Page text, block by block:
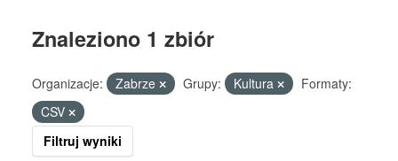
Znaleziono 1 zbiór
Organizacje: Zabrze Grupy: Kultura
Formaty:
CSV
Filtruj wyniki